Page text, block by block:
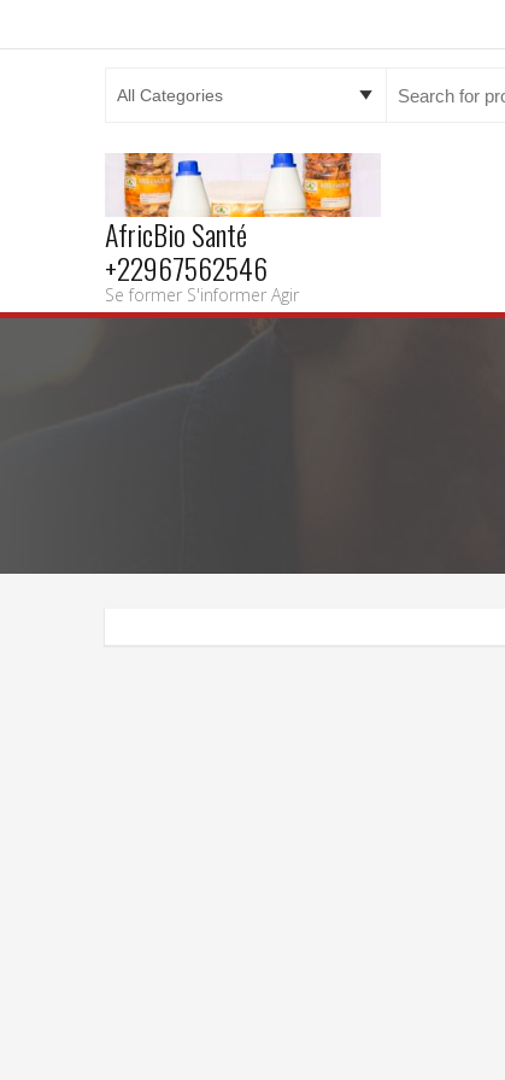
AfricBio Santé
+22967562546
Se former S'informer Agir